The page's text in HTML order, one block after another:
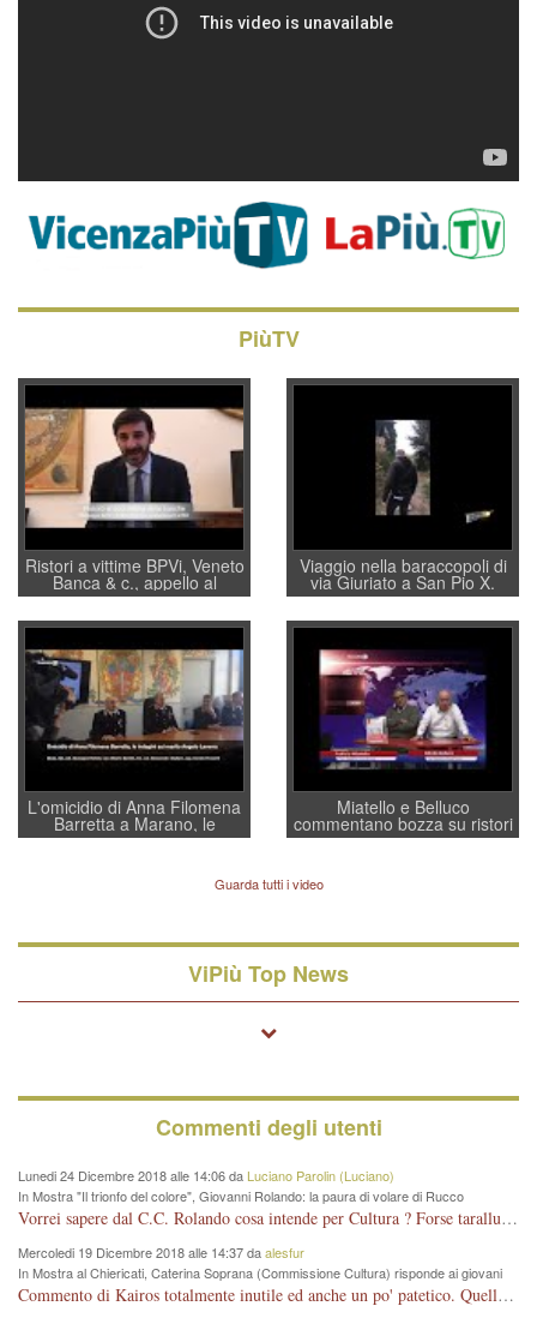
PiùTV
Ristori a vittime BPVi, Veneto
Banca & c., appello al
sottosegretario Alessio
Villarosa: per mettere ordine
convochi con Di Maio CNCU
a supporto della cabina di
regia al Mef
Viaggio nella baraccopoli di
via Giuriato a San Pio X.
Vicenza ai Vicentini: “faremo
un regalo di Natale ai
residenti”
L'omicidio di Anna Filomena
Barretta a Marano, le
indagini dei carabinieri di
Lavarra: più avvincenti di
quelle di... Barbara D'Urso
Miatello e Belluco
commentano bozza su ristori
BPVi e Veneto Banca
Guarda tutti i video
ViPiù Top News
Commenti degli utenti
Lunedi 24 Dicembre 2018 alle 14:06 da Luciano Parolin (Luciano)
In Mostra "Il trionfo del colore", Giovanni Rolando: la paura di volare di Rucco
Vorrei sapere dal C.C. Rolando cosa intende per Cultura ? Forse tarallucci, vino e sagre, o spaghetti tricolori del PD ? Il continuo (s)parlare della mostra a Palazzo Chiericati caro consigliere DANNEGGIA FORTEMENTE l'immagine della città TUTTA e fa deviare i consensi che in RUSSIA (badi bene ex U.R.S.S.) sono ECCELLENTI. A livello artistico l'evento è di alta Valenza culturale, COMPITO di Tutta la Cittadinanza fare il possibile per propagandare l'iniziativa senza farne UN CASO PARTITICO come fa Lei da sempre. Meno Gazebo + Partecipazione! E così sia. Amen.
Mercoledi 19 Dicembre 2018 alle 14:37 daalesfur
In Mostra al Chiericati, Caterina Soprana (Commissione Cultura) risponde ai giovani
del Pd: "realizzata a costo zero per il Comune"
Commento di Kairos totalmente inutile ed anche un po' patetico. Quella che è completamente mancata è stata la promozione internazionale dell'evento effettuata da chi lo sa fare, l'amministrazione in questo è stata totalmente assente relegando al provincialismo una mostra che meritava ben altre platee ed i risultati sono sotto gli occhi di tutti. Su questo bisogna parlare, il fatto di averla organizzata al Chiericati certo non ha aiutato ma è un aspetto secondario rispetto a quello della promozione. In città con le mostre organizzate da Goldin - che certo ha fatto principalmente i suoi interessi, ma ne ha comunque beneficiato la città in immagine e commercio per il centro - arrivavano giornalmente pullman carichi di turisti. Dove sono i turisti ora?